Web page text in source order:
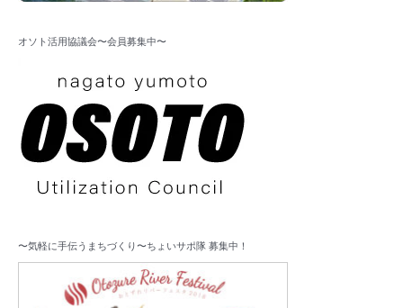
オソト活用協議会〜会員募集中〜
〜気軽に手伝うまちづくり〜ちょいサポ隊 募集中！